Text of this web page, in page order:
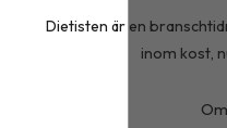
Dietisten är en
inom kost,